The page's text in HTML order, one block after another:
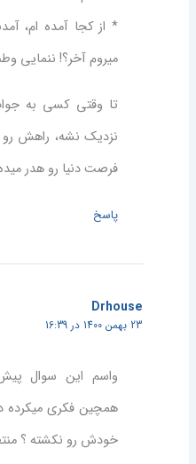
* از کجا آمده ام،
میروم آخر؟! ننمایی
تا وقتی کسی به
نزدیک نشه، راهش رو
فرصت دنیا رو هدر
پاسخ
Drhouse
23 بهمن 1400 در 16:39
واسم این سوال
همچین فکری میکرده
خودش رو نکشته ؟